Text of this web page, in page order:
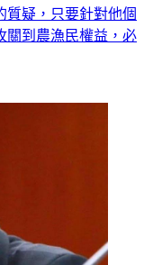
質疑，只要針對他個
關到農漁民權益，必